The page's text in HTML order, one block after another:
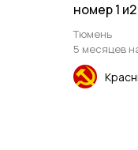
номер 1 и2
Тюмень
5 месяцев